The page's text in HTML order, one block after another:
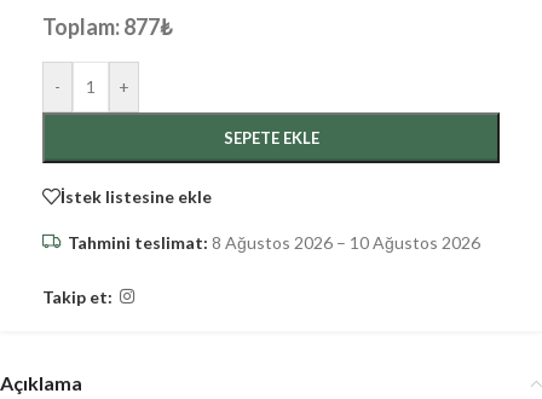
Toplam:877₺
- +
SEPETE EKLE
İstek listesine ekle
Tahmini teslimat: 8 Ağustos 2026 – 10 Ağustos 2026
Takip et:
Açıklama